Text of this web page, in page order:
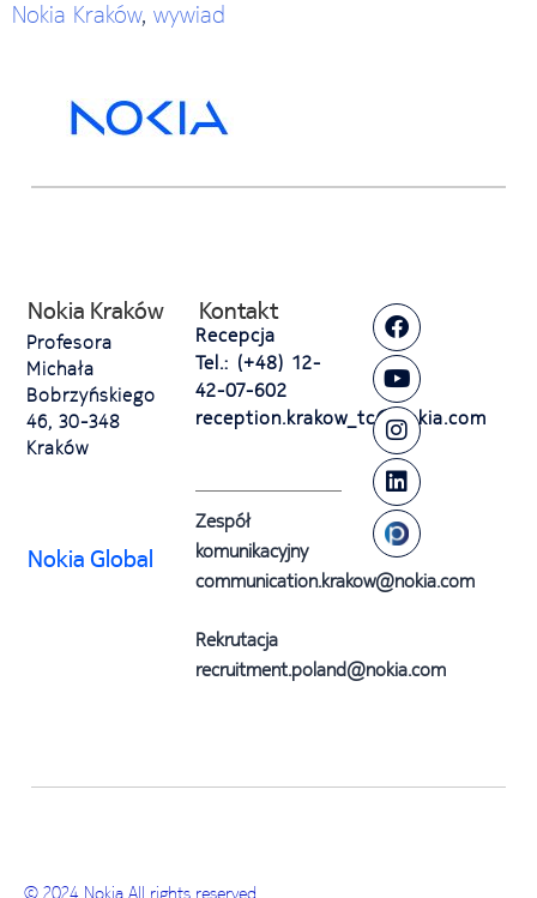
Nokia Kraków, wywiad
Nokia Kraków
Profesora
Michała
Bobrzyńskiego
46, 30-348
Kraków
Nokia Global
Kontakt
Recepcja
Tel.: (+48) 12-
42-07-602
reception.krakow_tc@nokia.com
Zespół
komunikacyjny
communication.krakow@nokia.com
Rekrutacja
recruitment.poland@nokia.com
© 2024 Nokia All rights reserved.